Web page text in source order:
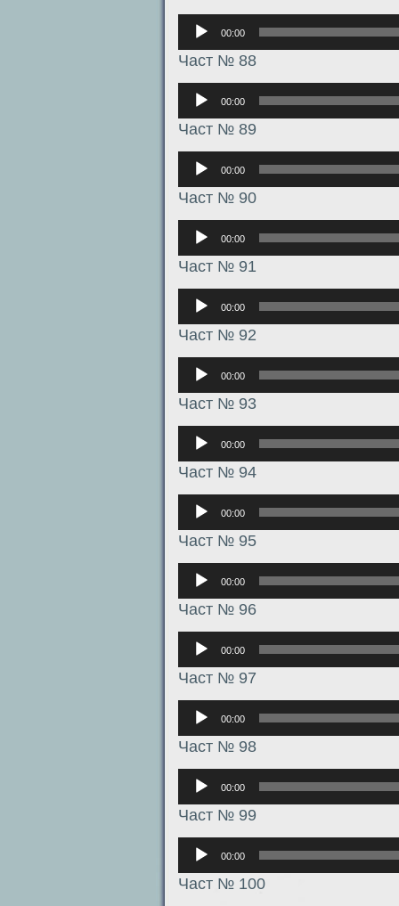
Аудиоплеер
00:00
Част № 88
Аудиоплеер
00:00
Част № 89
Аудиоплеер
00:00
Част № 90
Аудиоплеер
00:00
Част № 91
Аудиоплеер
00:00
Част № 92
Аудиоплеер
00:00
Част № 93
Аудиоплеер
00:00
Част № 94
Аудиоплеер
00:00
Част № 95
Аудиоплеер
00:00
Част № 96
Аудиоплеер
00:00
Част № 97
Аудиоплеер
00:00
Част № 98
Аудиоплеер
00:00
Част № 99
Аудиоплеер
00:00
Част № 100